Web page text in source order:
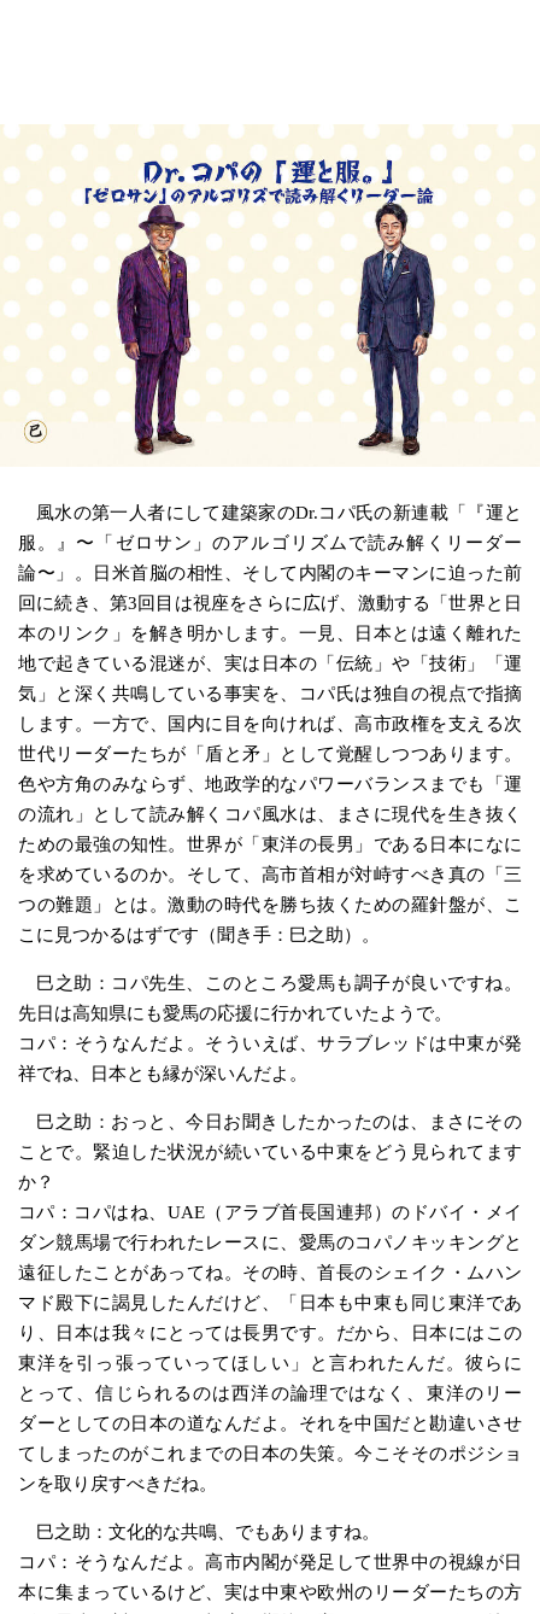
風水の第一人者にして建築家のDr.コパ氏の新連載「『運と
服。』〜「ゼロサン」のアルゴリズムで読み解くリーダー
論〜」。日米首脳の相性、そして内閣のキーマンに迫った前
回に続き、第3回目は視座をさらに広げ、激動する「世界と日
本のリンク」を解き明かします。一見、日本とは遠く離れた
地で起きている混迷が、実は日本の「伝統」や「技術」「運
気」と深く共鳴している事実を、コパ氏は独自の視点で指摘
します。一方で、国内に目を向ければ、高市政権を支える次
世代リーダーたちが「盾と矛」として覚醒しつつあります。
色や方角のみならず、地政学的なパワーバランスまでも「運
の流れ」として読み解くコパ風水は、まさに現代を生き抜く
ための最強の知性。世界が「東洋の長男」である日本になに
を求めているのか。そして、高市首相が対峙すべき真の「三
つの難題」とは。激動の時代を勝ち抜くための羅針盤が、こ
こに見つかるはずです（聞き手：巳之助）。
巳之助：コパ先生、このところ愛馬も調子が良いですね。
先日は高知県にも愛馬の応援に行かれていたようで。
コパ：そうなんだよ。そういえば、サラブレッドは中東が発
祥でね、日本とも縁が深いんだよ。
巳之助：おっと、今日お聞きしたかったのは、まさにその
ことで。緊迫した状況が続いている中東をどう見られてます
か？
コパ：コパはね、UAE（アラブ首長国連邦）のドバイ・メイ
ダン競馬場で行われたレースに、愛馬のコパノキッキングと
遠征したことがあってね。その時、首長のシェイク・ムハン
マド殿下に謁見したんだけど、「日本も中東も同じ東洋であ
り、日本は我々にとっては長男です。だから、日本にはこの
東洋を引っ張っていってほしい」と言われたんだ。彼らに
とって、信じられるのは西洋の論理ではなく、東洋のリー
ダーとしての日本の道なんだよ。それを中国だと勘違いさせ
てしまったのがこれまでの日本の失策。今こそそのポジショ
ンを取り戻すべきだね。
巳之助：文化的な共鳴、でもありますね。
コパ：そうなんだよ。高市内閣が発足して世界中の視線が日
本に集まっているけど、実は中東や欧州のリーダーたちの方